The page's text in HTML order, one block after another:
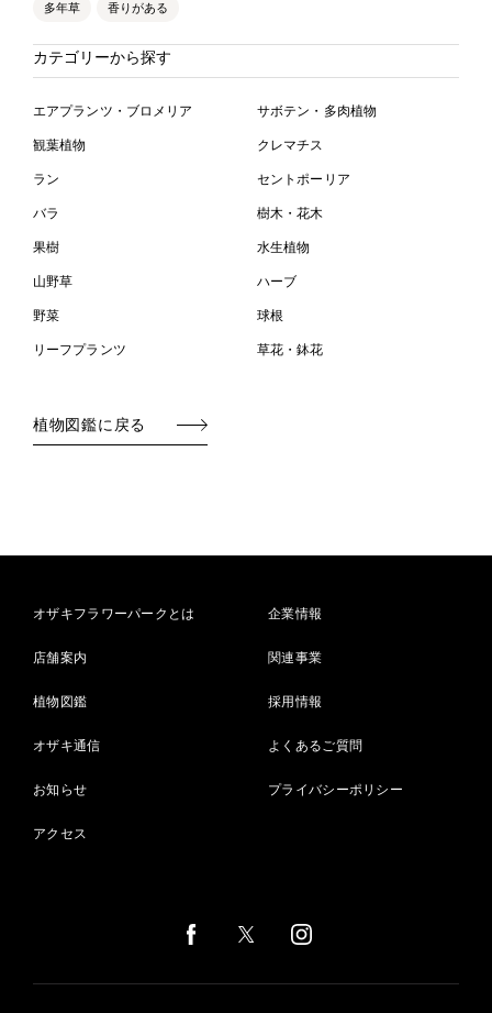
多年草 香りがある
カテゴリーから探す
エアプランツ・ブロメリア サボテン・多肉植物
観葉植物 クレマチス
ラン セントポーリア
バラ 樹木・花木
果樹 水生植物
山野草 ハーブ
野菜 球根
リーフプランツ 草花・鉢花
植物図鑑に戻る
オザキフラワーパークとは
店舗案内
植物図鑑
オザキ通信
お知らせ
アクセス
企業情報
関連事業
採用情報
よくあるご質問
プライバシーポリシー